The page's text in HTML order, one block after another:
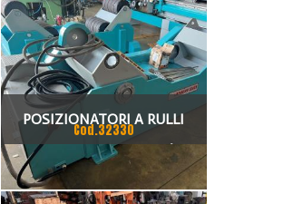
POSIZIONATORI A RULLI
FOLLE E MOTORIZZATO / IDLE
AND MOTORIZED ROLLER
Cod.32330